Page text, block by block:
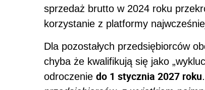
sprzedaż brutto w 2024 roku
korzystanie z platformy
Dla pozostałych przedsiębiorców
chyba że kwalifikują się jako
odroczenie do 1 stycznia 2027 roku